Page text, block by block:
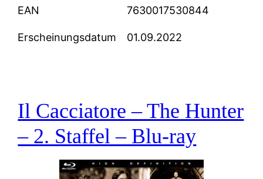
EAN 7630017530844
Erscheinungsdatum 01.09.2022
Il Cacciatore – The Hunter
– 2. Staffel – Blu-ray